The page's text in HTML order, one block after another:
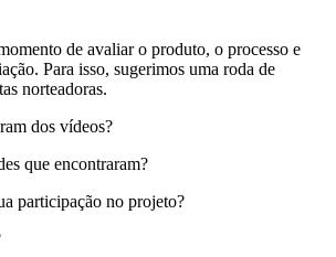
de avaliar o produto, o processo e
Para isso, sugerimos uma roda de
norteadoras.
dos vídeos?
que encontraram?
participação no projeto?